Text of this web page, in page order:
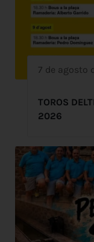
7 de agosto
TOROS
2026